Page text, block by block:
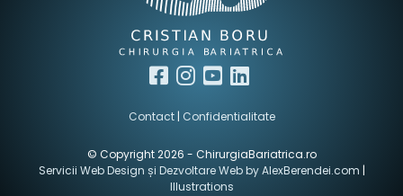
facebook
instagram
youtube
Contact| Confidentialitate
© Copyright 2026 - ChirurgiaBariatrica.ro
Servicii Web Design și Dezvoltare Web by AlexBerendei.com |
Illustrations